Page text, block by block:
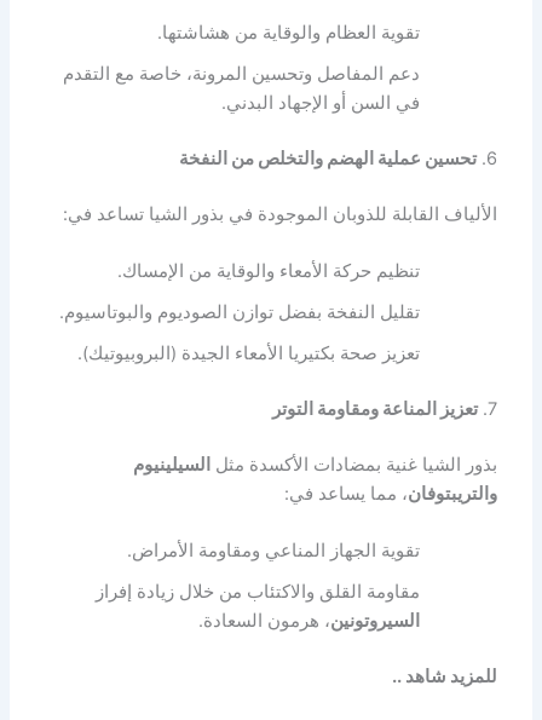
تقوية العظام والوقاية من هشاشتها.
دعم المفاصل وتحسين المرونة، خاصة مع التقدم
في السن أو الإجهاد البدني.
6. تحسين عملية الهضم والتخلص من النفخة
الألياف القابلة للذوبان الموجودة في بذور الشيا تساعد في:
تنظيم حركة الأمعاء والوقاية من الإمساك.
تقليل النفخة بفضل توازن الصوديوم والبوتاسيوم.
تعزيز صحة بكتيريا الأمعاء الجيدة (البروبيوتيك).
7. تعزيز المناعة ومقاومة التوتر
بذور الشيا غنية بمضادات الأكسدة مثل السيلينيوم
والتريبتوفان، مما يساعد في:
تقوية الجهاز المناعي ومقاومة الأمراض.
مقاومة القلق والاكتئاب من خلال زيادة إفراز
السيروتونين، هرمون السعادة.
للمزيد شاهد ..